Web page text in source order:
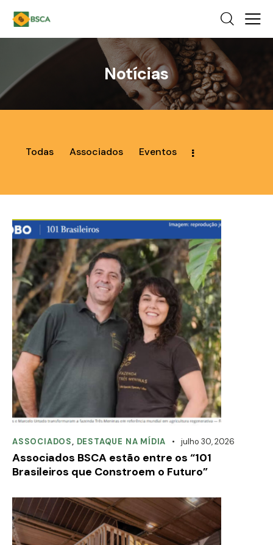
Notícias
Todas Associados Eventos
ASSOCIADOS, DESTAQUE NA MÍDIA julho 30, 2026
Associados BSCA estão entre os “101
Brasileiros que Constroem o Futuro”